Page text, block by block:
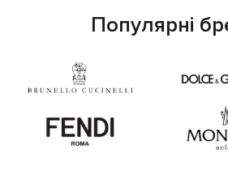
Популярні